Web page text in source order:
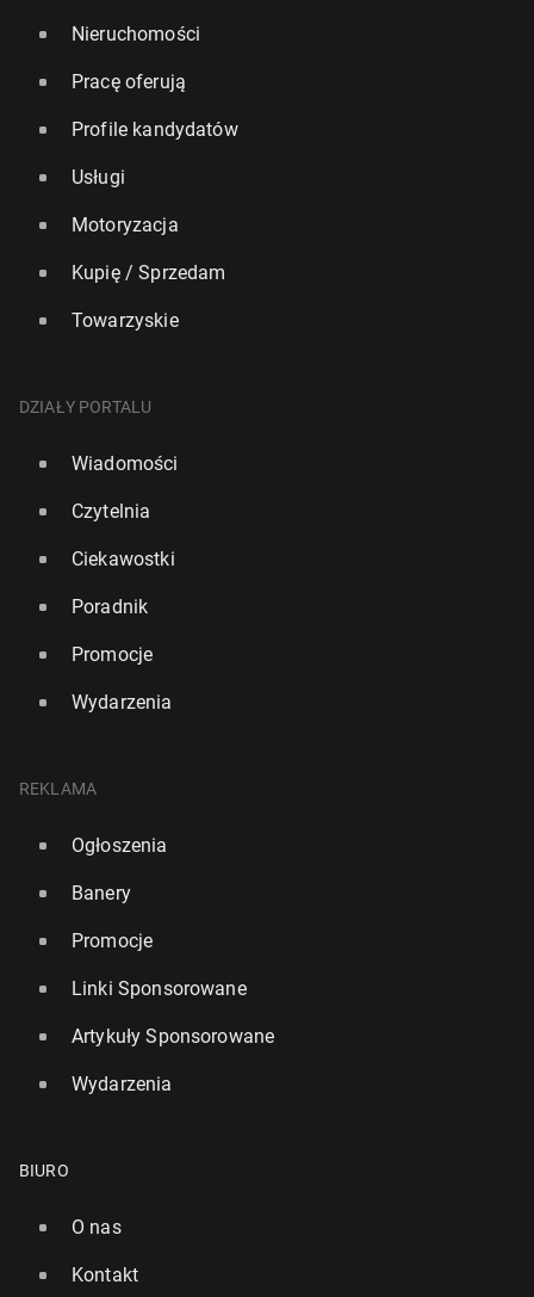
Nieruchomości
Pracę oferują
Profile kandydatów
Usługi
Motoryzacja
Kupię / Sprzedam
Towarzyskie
DZIAŁY PORTALU
Wiadomości
Czytelnia
Ciekawostki
Poradnik
Promocje
Wydarzenia
REKLAMA
Ogłoszenia
Banery
Promocje
Linki Sponsorowane
Artykuły Sponsorowane
Wydarzenia
BIURO
O nas
Kontakt